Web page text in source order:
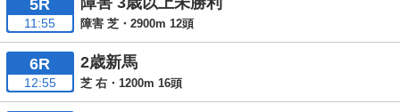
5R
11:55 障害 芝・2900m 12頭
6R
12:55
2歳新馬
芝 右・1200m 16頭